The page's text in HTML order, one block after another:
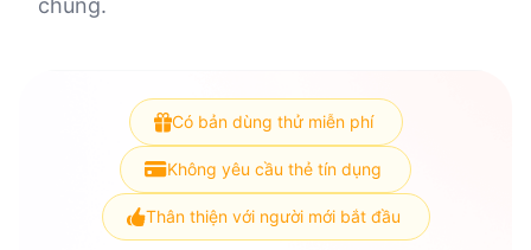
chúng.
Có bản dùng thử miễn phí
Không yêu cầu thẻ tín dụng
Thân thiện với người mới bắt đầu